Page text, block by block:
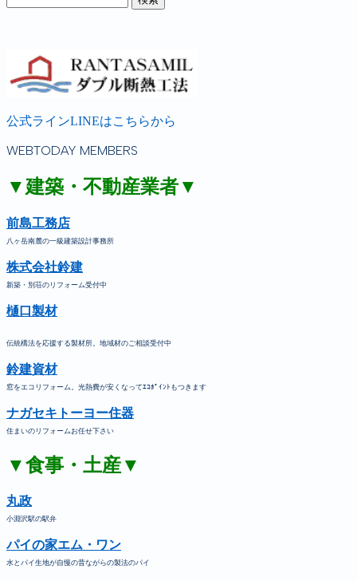
公式ラインLINEはこちらから
WEBTODAY MEMBERS
▼建築・不動産業者▼
前島工務店
八ヶ岳南麓の一級建築設計事務所
株式会社鈴建
新築・別荘のリフォーム受付中
樋口製材
伝統構法を応援する製材所。地域材のご相談受付中
鈴建資材
窓をエコリフォーム。光熱費が安くなってｴｺﾎﾟｲﾝﾄもつきます
ナガセキトーヨー住器
住まいのリフォームお任せ下さい
▼食事・土産▼
丸政
小淵沢駅の駅弁
パイの家エム・ワン
水とパイ生地が自慢の昔ながらの製法のパイ